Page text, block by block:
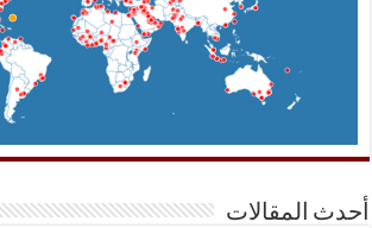
أحدث المقالات